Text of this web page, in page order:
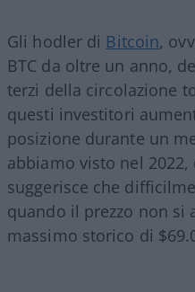
Gli hodler di Bitcoin,
BTC da oltre un anno,
terzi della circolazione
questi investitori
posizione durante un
abbiamo visto nel
suggerisce che
quando il prezzo non si
massimo storico di